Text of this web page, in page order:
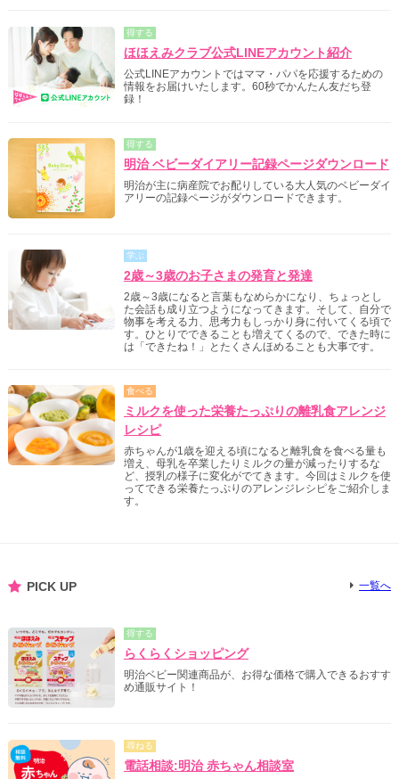
得する
ほほえみクラブ公式LINEアカウント紹介
公式LINEアカウントではママ・パパを応援するための
情報をお届けいたします。60秒でかんたん友だち登
録！
得する
明治 ベビーダイアリー記録ページダウンロード
明治が主に病産院でお配りしている大人気のベビーダイ
アリーの記録ページがダウンロードできます。
学ぶ
2歳～3歳のお子さまの発育と発達
2歳～3歳になると言葉もなめらかになり、ちょっとし
た会話も成り立つようになってきます。そして、自分で
物事を考える力、思考力もしっかり身に付いてくる頃で
す。ひとりでできることも増えてくるので、できた時に
は「できたね！」とたくさんほめることも大事です。
食べる
ミルクを使った栄養たっぷりの離乳食アレンジ
レシピ
赤ちゃんが1歳を迎える頃になると離乳食を食べる量も
増え、母乳を卒業したりミルクの量が減ったりするな
ど、授乳の様子に変化がでてきます。今回はミルクを使
ってできる栄養たっぷりのアレンジレシピをご紹介しま
す。
PICK UP 一覧へ
得する
らくらくショッピング
明治ベビー関連商品が、お得な価格で購入できるおすす
め通販サイト！
尋ねる
電話相談:明治 赤ちゃん相談室